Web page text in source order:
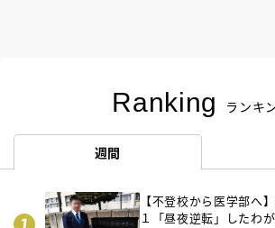
Ranking ランキ
週間
【不登校から医学部へ
１「昼夜逆転」したわ